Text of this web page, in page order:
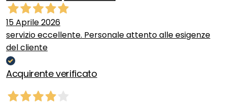
15 Aprile 2026
servizio eccellente. Personale attento alle esigenze
del cliente
Acquirente verificato